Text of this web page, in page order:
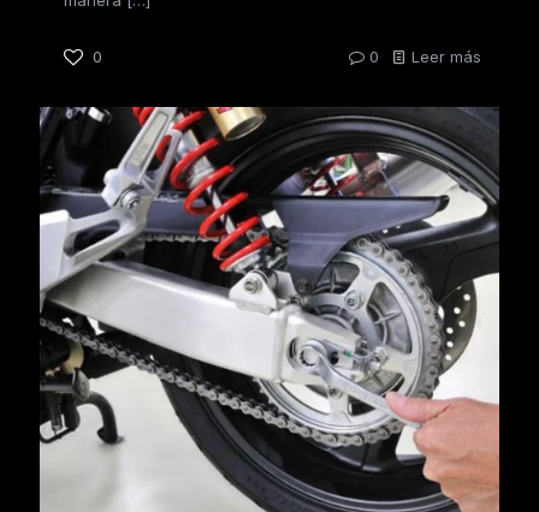
0 0 Leer más